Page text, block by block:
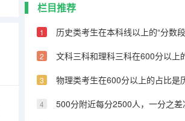
栏目推荐